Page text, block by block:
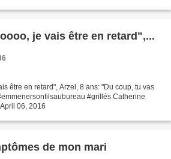
je vais être en retard",...
être en retard", Arzel, 8 ans: "Du coup, tu vas
#grillés Catherine
06, 2016
de mon mari